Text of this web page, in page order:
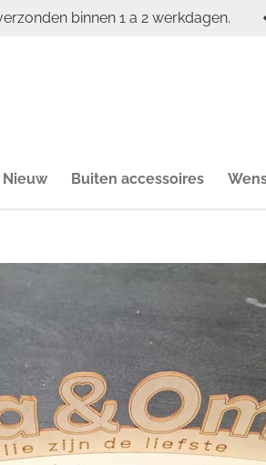
binnen 1 a 2 werkdagen.
Nieuw Buiten accessoires